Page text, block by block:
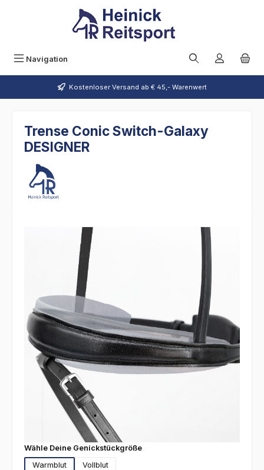
Zum Hauptinhalt springen
Navigation
Kostenloser Versand ab € 45,- Warenwert
Trense Conic Switch-Galaxy
DESIGNER
Wähle Deine Genickstückgrößeauswählen
Warmblut
Vollblut